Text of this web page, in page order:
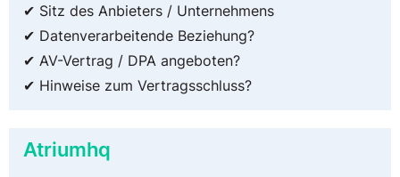
✔ Sitz des Anbieters / Unternehmens
✔ Datenverarbeitende Beziehung?
✔ AV-Vertrag / DPA angeboten?
✔ Hinweise zum Vertragsschluss?
Atriumhq